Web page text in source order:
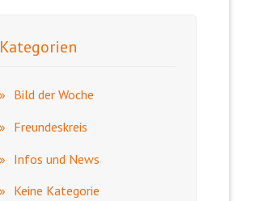
Kategorien
Bild der Woche
Freundeskreis
Infos und News
Keine Kategorie